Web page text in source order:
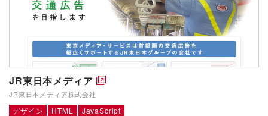
JR東日本メディア
JR東日本メディア株式会社
デザイン HTML JavaScript